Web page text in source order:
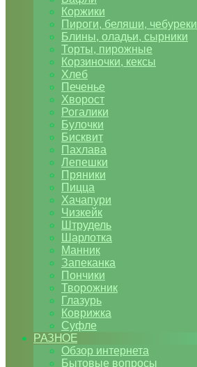
Коржики
Пироги, беляши, чебуреки
Блины, оладьи, сырники
Торты, пирожные
Корзиночки, кексы
Хлеб
Печенье
Хворост
Рогалики
Булочки
Бисквит
Пахлава
Лепешки
Пряники
Пицца
Хачапури
Чизкейк
Штрудель
Шарлотка
Манник
Запеканка
Пончики
Творожник
Глазурь
Коврижка
Суфле
РАЗНОЕ
Обзор интернета
Бытовые вопросы